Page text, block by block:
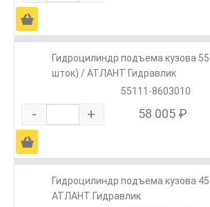
Ä
Гидроцилиндр подъема кузова
шток) / АТЛАНТ Гидравлик
55111-8603010
- + 58 005 ₽
Ä
Гидроцилиндр подъема кузова
АТЛАНТ Гидравлик